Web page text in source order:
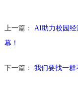
上一篇： AI助力校园经
幕！
下一篇： 我们要找一群